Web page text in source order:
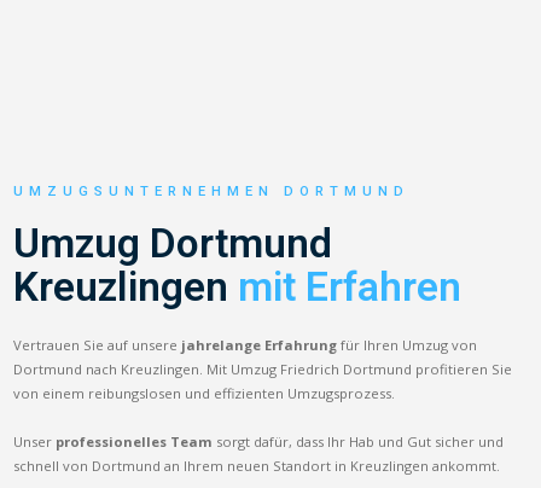
UMZUGSUNTERNEHMEN DORTMUND
Umzug Dortmund
Kreuzlingen mit Erfahren
Vertrauen Sie auf unsere jahrelange Erfahrung für Ihren Umzug von
Dortmund nach Kreuzlingen. Mit Umzug Friedrich Dortmund profitieren Sie
von einem reibungslosen und effizienten Umzugsprozess.
Unser professionelles Team sorgt dafür, dass Ihr Hab und Gut sicher und
schnell von Dortmund an Ihrem neuen Standort in Kreuzlingen ankommt.